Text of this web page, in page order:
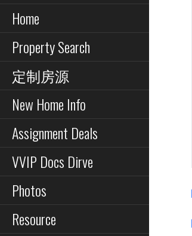
Home
Property Search
定制房源
New Home Info
Assignment Deals
VVIP Docs Dirve
Photos
Resource